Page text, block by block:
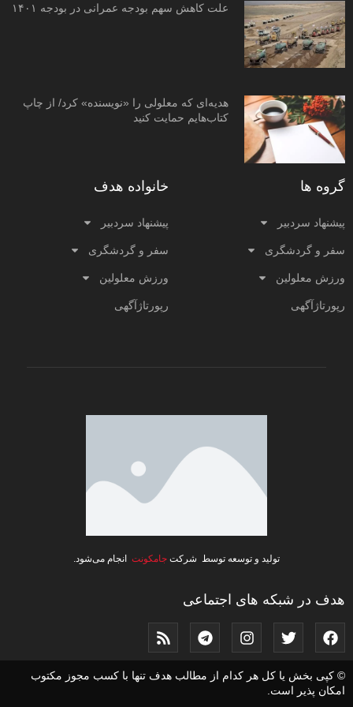
علت کاهش سهم بودجه عمرانی در بودجه ۱۴۰۱
هدیه‌ای که معلولی را «نویسنده» کرد/ از چاپ
کتاب‌هایم حمایت کنید
گروه ها
پیشنهاد سردبیر
سفر و گردشگری
ورزش معلولین
رپورتاژآگهی
خانواده هدف
پیشنهاد سردبیر
سفر و گردشگری
ورزش معلولین
رپورتاژآگهی
تولید و توسعه توسط شرکت جامکونت انجام می‌شود.
هدف در شبکه های اجتماعی
© کپی بخش یا کل هر کدام از مطالب هدف تنها با کسب مجوز مکتوب
امکان پذیر است.